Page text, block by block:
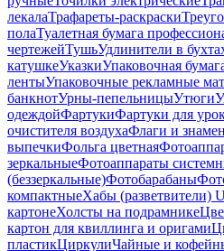
лекалаТрафареты-раскраски
полаТуалетная бумага
чертежейТушьУдлинители в
катушкеУказкиУпаковочная
лентыУпаковочные рекламные
банкнотУрны-пепельницыУтюги
одеждойФартукиФартуки для
очистителя воздухаФлаги и
выпечкиФольга цветная
зеркальныеФотоаппараты
(беззеркальные)Фотобарабаны
компактныеХабы (разветвители)
картонеХолсты на подрамнике
картон для квиллинга и оригами
пластикЦиркулиЧайные и